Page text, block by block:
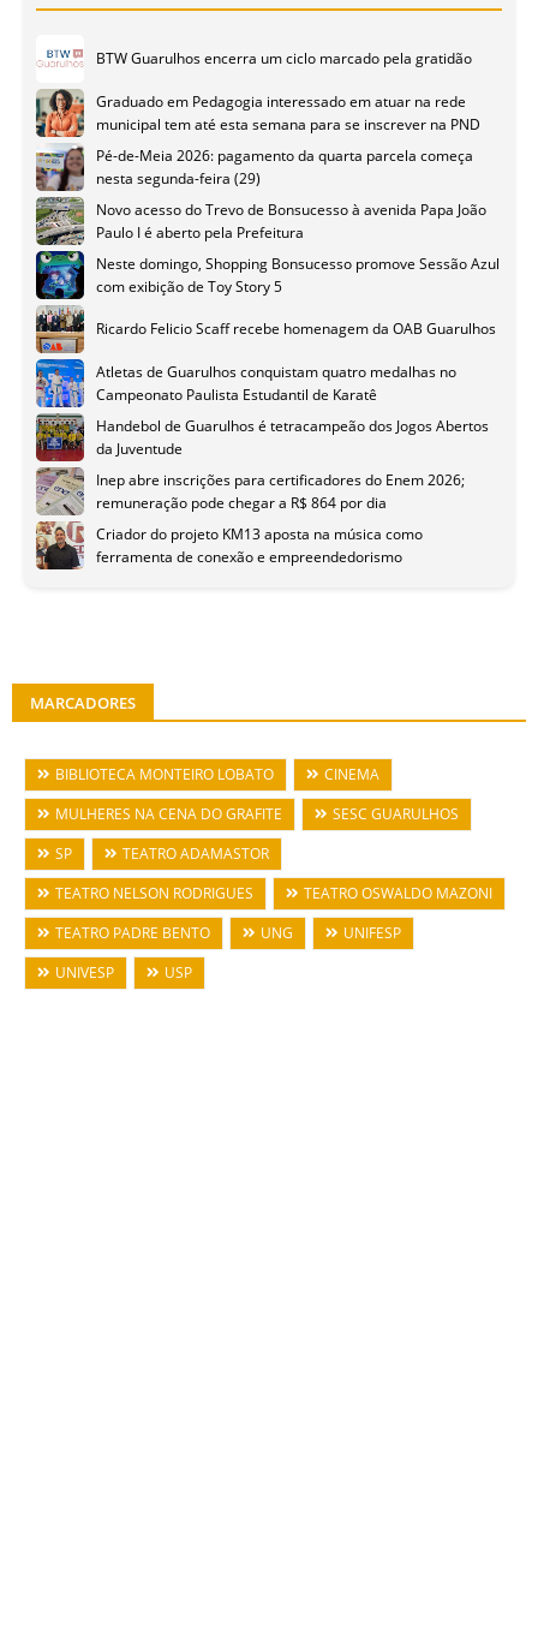
BTW Guarulhos encerra um ciclo marcado pela gratidão
Graduado em Pedagogia interessado em atuar na rede
municipal tem até esta semana para se inscrever na PND
Pé-de-Meia 2026: pagamento da quarta parcela começa
nesta segunda-feira (29)
Novo acesso do Trevo de Bonsucesso à avenida Papa João
Paulo I é aberto pela Prefeitura
Neste domingo, Shopping Bonsucesso promove Sessão Azul
com exibição de Toy Story 5
Ricardo Felicio Scaff recebe homenagem da OAB Guarulhos
Atletas de Guarulhos conquistam quatro medalhas no
Campeonato Paulista Estudantil de Karatê
Handebol de Guarulhos é tetracampeão dos Jogos Abertos
da Juventude
Inep abre inscrições para certificadores do Enem 2026;
remuneração pode chegar a R$ 864 por dia
Criador do projeto KM13 aposta na música como
ferramenta de conexão e empreendedorismo
MARCADORES
BIBLIOTECA MONTEIRO LOBATO
CINEMA
MULHERES NA CENA DO GRAFITE
SESC GUARULHOS
SP
TEATRO ADAMASTOR
TEATRO NELSON RODRIGUES
TEATRO OSWALDO MAZONI
TEATRO PADRE BENTO
UNG
UNIFESP
UNIVESP
USP